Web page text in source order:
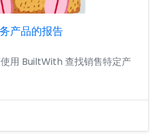
产品的报告
用 BuiltWith 查找销售特定产